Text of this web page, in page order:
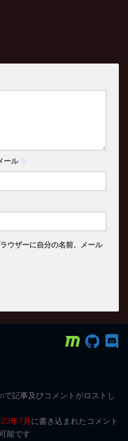
ール ※
ウザーに自分の名前、メール
で記事及びコメントがロストし
年7月に書き込まれたコメント
能です